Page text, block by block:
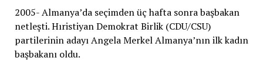
2005- Almanya’da seçimden üç hafta sonra başbakan
netleşti. Hıristiyan Demokrat Birlik (CDU/CSU)
partilerinin adayı Angela Merkel Almanya’nın ilk kadın
başbakanı oldu.